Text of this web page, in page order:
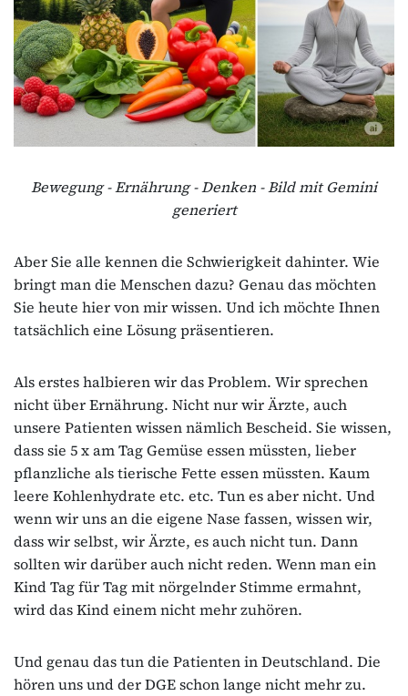
Bewegung - Ernährung - Denken - Bild mit Gemini
generiert
Aber Sie alle kennen die Schwierigkeit dahinter. Wie
bringt man die Menschen dazu? Genau das möchten
Sie heute hier von mir wissen. Und ich möchte Ihnen
tatsächlich eine Lösung präsentieren.
Als erstes halbieren wir das Problem. Wir sprechen
nicht über Ernährung. Nicht nur wir Ärzte, auch
unsere Patienten wissen nämlich Bescheid. Sie wissen,
dass sie 5 x am Tag Gemüse essen müssten, lieber
pflanzliche als tierische Fette essen müssten. Kaum
leere Kohlenhydrate etc. etc. Tun es aber nicht. Und
wenn wir uns an die eigene Nase fassen, wissen wir,
dass wir selbst, wir Ärzte, es auch nicht tun. Dann
sollten wir darüber auch nicht reden. Wenn man ein
Kind Tag für Tag mit nörgelnder Stimme ermahnt,
wird das Kind einem nicht mehr zuhören.
Und genau das tun die Patienten in Deutschland. Die
hören uns und der DGE schon lange nicht mehr zu.